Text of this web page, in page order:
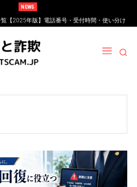
NEWS
【2025年版】電話番号・受付時間・使い分け
完全ガイド